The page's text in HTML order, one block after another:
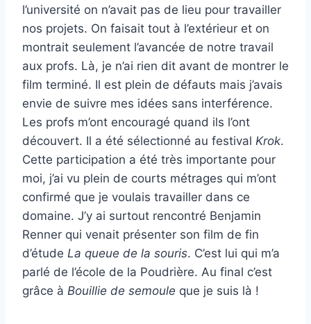
l’université on n’avait pas de lieu pour travailler
nos projets. On faisait tout à l’extérieur et on
montrait seulement l’avancée de notre travail
aux profs. Là, je n’ai rien dit avant de montrer le
film terminé. Il est plein de défauts mais j’avais
envie de suivre mes idées sans interférence.
Les profs m’ont encouragé quand ils l’ont
découvert. Il a été sélectionné au festival Krok.
Cette participation a été très importante pour
moi, j’ai vu plein de courts métrages qui m’ont
confirmé que je voulais travailler dans ce
domaine. J’y ai surtout rencontré Benjamin
Renner qui venait présenter son film de fin
d’étude La queue de la souris. C’est lui qui m’a
parlé de l’école de la Poudrière. Au final c’est
grâce à Bouillie de semoule que je suis là !